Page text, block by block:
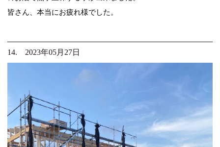
皆さん、本当にお疲れ様でした。
14. 2023年05月27日